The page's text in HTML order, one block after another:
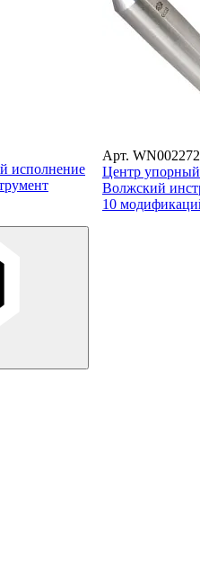
исполнение
Арт.
Центр
Волжский
10